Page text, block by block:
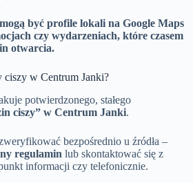
być profile lokali na Google Maps
czy wydarzeniach, które czasem
otwarcia.
w Centrum Janki?
potwierdzonego, stałego
ciszy” w Centrum Janki.
bezpośrednio u źródła –
regulamin lub skontaktować się z
informacji czy telefonicznie.